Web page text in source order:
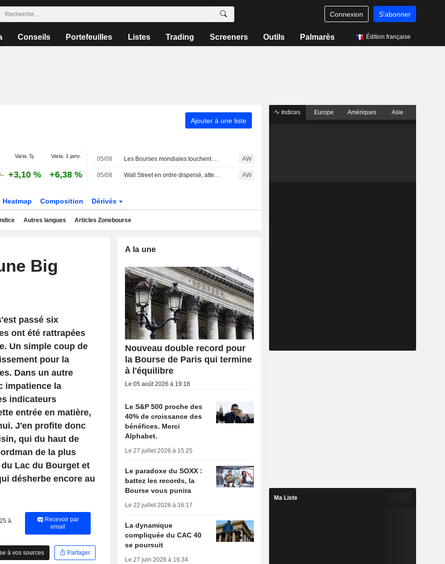
Connexion S'abonner
Conseils Portefeuilles Listes Trading Screeners Outils Palmarès Édition française
Ajouter à une liste
Varia. 5j. Varia. 1 janv.
+3,10 % +6,38 %
05/08 Les Bourses mondiales touchent des records, sans s'emballer pour autant AW
05/08 Wall Street en ordre dispersé, attend un accord entre Washington et Téhéran AW
Heatmap Composition Dérivés
Autres langues Articles Zonebourse
Big
passé six
ont été rattrapées
Un simple coup de
pour la
Dans un autre
impatience la
indicateurs
entrée en matière,
J'en profite donc
qui du haut de
de la plus
Lac du Bourget et
désherbe encore au
à
Recevoir par
email
à vos sources Partager
A la une
Nouveau double record pour
la Bourse de Paris qui termine
à l'équilibre
Le 05 août 2026 à 19:18
Le S&P 500 proche des
40% de croissance des
bénéfices. Merci
Alphabet.
Le 27 juillet 2026 à 15:25
Le paradoxe du SOXX :
battez les records, la
Bourse vous punira
Le 22 juillet 2026 à 16:17
La dynamique
compliquée du CAC 40
se poursuit
Le 27 juin 2026 à 16:34
Indices Europe Amériques Asie
Ma Liste